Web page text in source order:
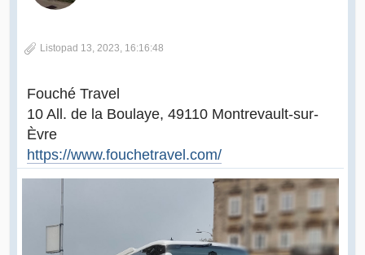
Listopad 13, 2023, 16:16:48
Fouché Travel
10 All. de la Boulaye, 49110 Montrevault-sur-
Èvre
https://www.fouchetravel.com/